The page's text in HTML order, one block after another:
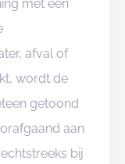
met een
afval of
wordt de
getoond
aan
bij